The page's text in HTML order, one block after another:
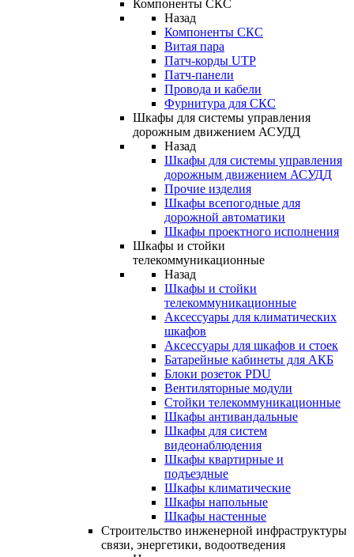
Компоненты СКС
Назад
Компоненты СКС
Витая пара
Патч-корды UTP
Патч-панели
Провода и кабели
Фурнитура для СКС
Шкафы для системы управления
дорожным движением АСУДД
Назад
Шкафы для системы управления
дорожным движением АСУДД
Прочие изделия
Шкафы всепогодные для
дорожной автоматики
Шкафы проектного исполнения
Шкафы и стойки
телекоммуникационные
Назад
Шкафы и стойки
телекоммуникационные
Аксессуары для климатических
шкафов
Аксессуары для шкафов и стоек
Батарейные кабинеты для АКБ
Блоки розеток PDU
Вентиляторные модули
Стойки телекоммуникационные
Шкафы антивандальные
Шкафы для систем
видеонаблюдения
Шкафы квартирные и
подъездные
Шкафы климатические
Шкафы напольные
Шкафы настенные
Строительство инженерной инфраструктуры
связи, энергетики, водоотведения